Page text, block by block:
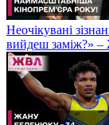
Неочікувані
вийдеш заміж?»